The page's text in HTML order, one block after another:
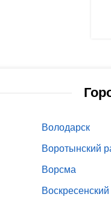
Володарск
Воротынский
Ворсма